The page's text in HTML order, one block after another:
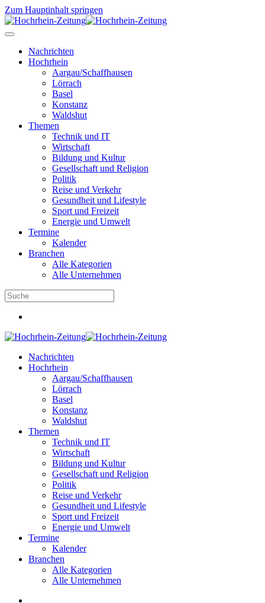
Zum Hauptinhalt springen
Nachrichten
Hochrhein
Aargau/Schaffhausen
Lörrach
Basel
Konstanz
Waldshut
Themen
Technik und IT
Wirtschaft
Bildung und Kultur
Gesellschaft und Religion
Politik
Reise und Verkehr
Gesundheit und Lifestyle
Sport und Freizeit
Energie und Umwelt
Termine
Kalender
Branchen
Alle Kategorien
Alle Unternehmen
Nachrichten
Hochrhein
Aargau/Schaffhausen
Lörrach
Basel
Konstanz
Waldshut
Themen
Technik und IT
Wirtschaft
Bildung und Kultur
Gesellschaft und Religion
Politik
Reise und Verkehr
Gesundheit und Lifestyle
Sport und Freizeit
Energie und Umwelt
Termine
Kalender
Branchen
Alle Kategorien
Alle Unternehmen